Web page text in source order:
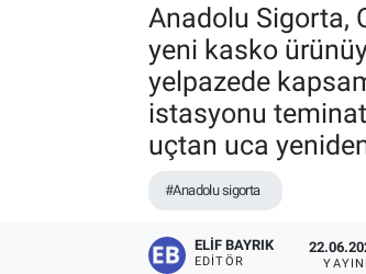
Anadolu Sigorta,
yeni kasko
yelpazede
istasyonu
uçtan uca
#Anadolu sigorta
ELIF BAYRIK
EDITÖR
Son Dakika Haberleri
Haber Arşivi